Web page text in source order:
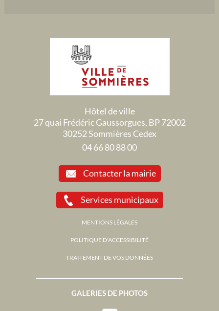
GALERIES DE PHOTOS
Hôtel de ville
27 quai Frédéric Gaussorgues, BP 72002
30252 Sommières Cedex
04 66 80 88 00
Contacter la mairie
Services municipaux
MENTIONS LÉGALES
POLITIQUE D'ACCESSIBILITÉ
TRAITEMENT DE VOS DONNÉES